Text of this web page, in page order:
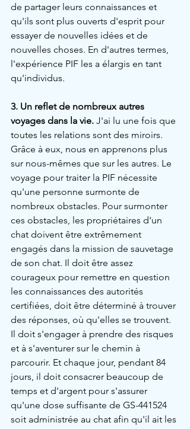
de partager leurs connaissances et
qu'ils sont plus ouverts d'esprit pour
essayer de nouvelles idées et de
nouvelles choses. En d'autres termes,
l'expérience PIF les a élargis en tant
qu'individus.
3. Un reflet de nombreux autres
voyages dans la vie. J'ai lu une fois que
toutes les relations sont des miroirs.
Grâce à eux, nous en apprenons plus
sur nous-mêmes que sur les autres. Le
voyage pour traiter la PIF nécessite
qu'une personne surmonte de
nombreux obstacles. Pour surmonter
ces obstacles, les propriétaires d'un
chat doivent être extrêmement
engagés dans la mission de sauvetage
de son chat. Il doit être assez
courageux pour remettre en question
les connaissances des autorités
certifiées, doit être déterminé à trouver
des réponses, où qu'elles se trouvent.
Il doit s'engager à prendre des risques
et à s'aventurer sur le chemin à
parcourir. Et chaque jour, pendant 84
jours, il doit consacrer beaucoup de
temps et d'argent pour s'assurer
qu'une dose suffisante de GS-441524
soit administrée au chat afin qu'il ait les